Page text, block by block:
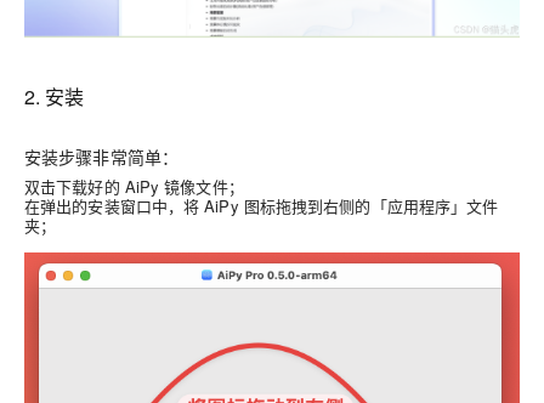
2. 安装
安装步骤非常简单：
双击下载好的 AiPy 镜像文件；
在弹出的安装窗口中，将 AiPy 图标拖拽到右侧的「应用程序」文件
夹；